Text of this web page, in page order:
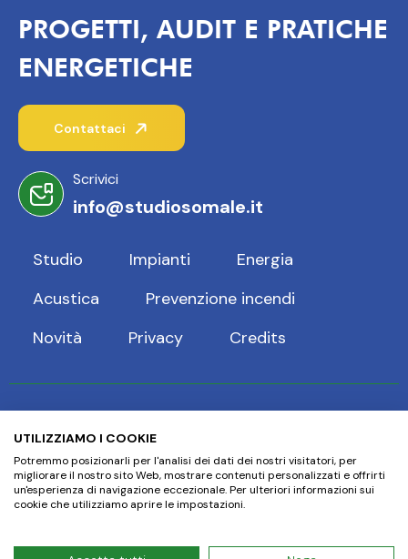
PROGETTI, AUDIT E PRATICHE
ENERGETICHE
Contattaci
Scrivici
info@studiosomale.it
Studio Impianti
Energia
Acustica
Prevenzione incendi
Novità
Privacy Credits
Piazza Sperino, 3 Savigliano (CN) 12038
UTILIZZIAMO I COOKIE
Potremmo posizionarli per l'analisi dei dati dei nostri visitatori, per
migliorare il nostro sito Web, mostrare contenuti personalizzati e offrirti
un'esperienza di navigazione eccezionale. Per ulteriori informazioni sui
cookie che utilizziamo aprire le impostazioni.